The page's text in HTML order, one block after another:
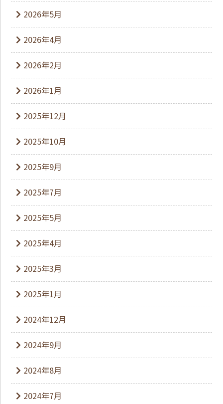
2026年5月
2026年4月
2026年2月
2026年1月
2025年12月
2025年10月
2025年9月
2025年7月
2025年5月
2025年4月
2025年3月
2025年1月
2024年12月
2024年9月
2024年8月
2024年7月